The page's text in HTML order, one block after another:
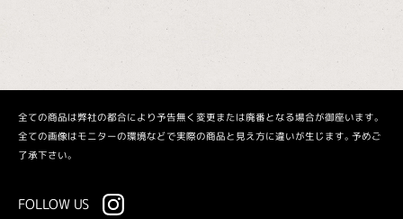
全ての商品は弊社の都合により予告無く変更または廃番となる場合が御座います。
全ての画像はモニターの環境などで実際の商品と見え方に違いが生じます。予めご
了承下さい。
FOLLOW US